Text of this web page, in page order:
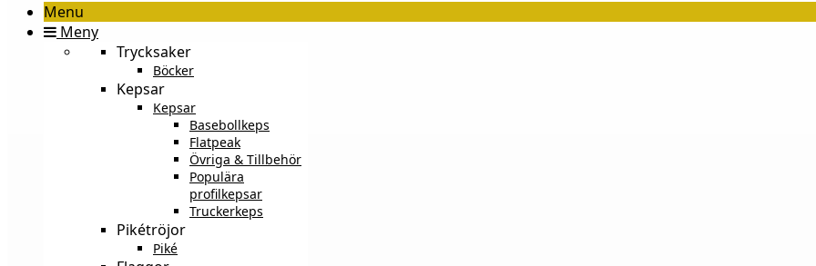
Menu
Meny
Trycksaker
Böcker
Kepsar
Kepsar
Basebollkeps
Flatpeak
Övriga & Tillbehör
Populära
profilkepsar
Truckerkeps
Pikétröjor
Piké